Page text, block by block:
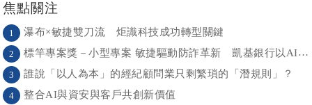
焦點關注
1 瀑布×敏捷雙刀流 炬識科技成功轉型關鍵
2 標竿專案獎－小型專案 敏捷驅動防詐革新 凱基銀行以AI打造金融防護網
3 誰說「以人為本」的經紀顧問業只剩繁瑣的「潛規則」？
4 整合AI與資安與客戶共創新價值